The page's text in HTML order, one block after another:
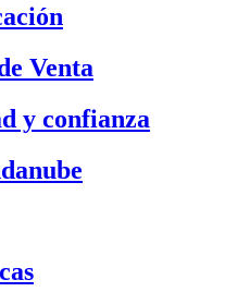
Venta
y confianza